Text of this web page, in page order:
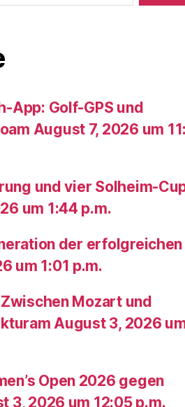
App: Golf-GPS und
August 7, 2026 um
und vier Solheim-
um 1:44 p.m.
der erfolgreichen
um 1:01 p.m.
Mozart und
August 3, 2026
Open 2026 gegen
3, 2026 um 12:05 p.m.